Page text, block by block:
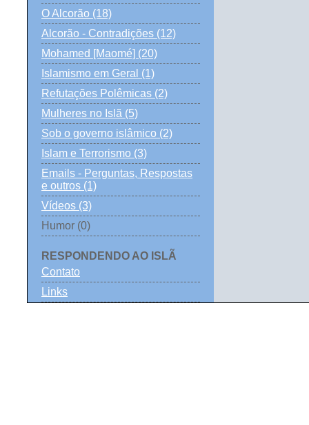
O Alcorão (18)
Alcorão - Contradições (12)
Mohamed [Maomé] (20)
Islamismo em Geral (1)
Refutações Polêmicas (2)
Mulheres no Islã (5)
Sob o governo islâmico (2)
Islam e Terrorismo (3)
Emails - Perguntas, Respostas
e outros (1)
Vídeos (3)
Humor (0)
RESPONDENDO AO ISLÃ
Contato
Links